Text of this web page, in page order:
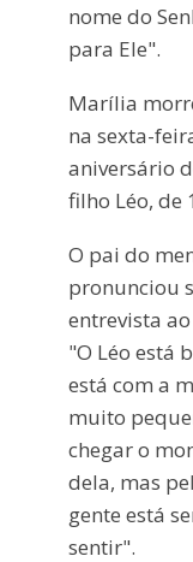
nome do
para Ele".
Marília
na sexta-
aniversário
filho Léo, de
O pai do
pronunciou
entrevista
"O Léo está
está com a
muito
chegar o
dela, mas
gente está
sentir".